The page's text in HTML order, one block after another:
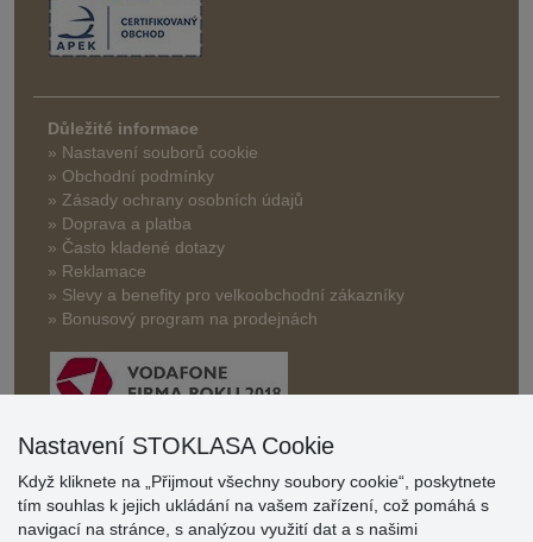
Důležité informace
» Nastavení souborů cookie
» Obchodní podmínky
» Zásady ochrany osobních údajů
» Doprava a platba
» Často kladené dotazy
» Reklamace
» Slevy a benefity pro velkoobchodní zákazníky
» Bonusový program na prodejnách
Hodnocení
zákazníků
Nastavení STOKLASA Cookie
Když kliknete na „Přijmout všechny soubory cookie“, poskytnete
tím souhlas k jejich ukládání na vašem zařízení, což pomáhá s
navigací na stránce, s analýzou využití dat a s našimi